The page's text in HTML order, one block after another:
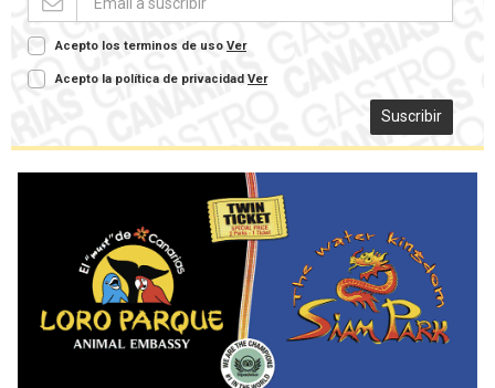
Acepto los terminos de uso Ver
Acepto la política de privacidad Ver
Suscribir